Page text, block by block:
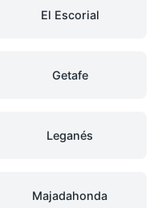
El Escorial
Getafe
Leganés
Majadahonda